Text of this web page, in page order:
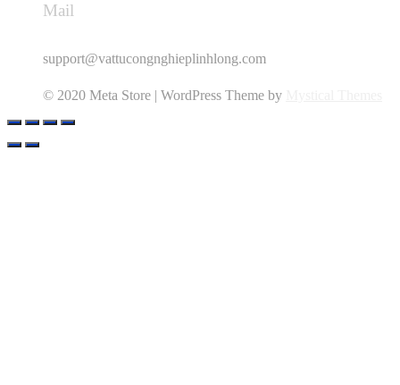
Mail
support@vattucongnghieplinhlong.com
© 2020 Meta Store | WordPress Theme by